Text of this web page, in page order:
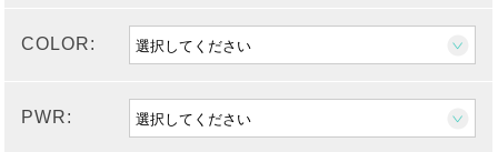
COLOR:
PWR: